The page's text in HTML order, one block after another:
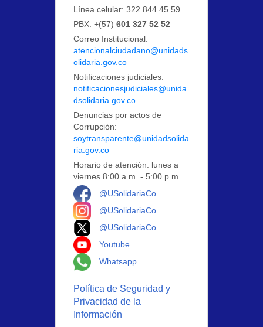
Línea celular: 322 844 45 59
PBX: +(57)601 327 52 52
Correo Institucional:
atencionalciudadano@unidads
olidaria.gov.co
Notificaciones judiciales:
notificacionesjudiciales@unida
dsolidaria.gov.co
Denuncias por actos de
Corrupción:
soytransparente@unidadsolida
ria.gov.co
Horario de atención: lunes a
viernes 8:00 a.m. - 5:00 p.m.
@USolidariaCo
@USolidariaCo
@USolidariaCo
Youtube
Whatsapp
Política de Seguridad y
Privacidad de la
Información